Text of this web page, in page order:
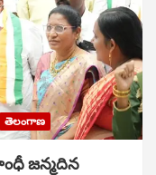
తెలంగాణ
జ‌న్మ‌దిన